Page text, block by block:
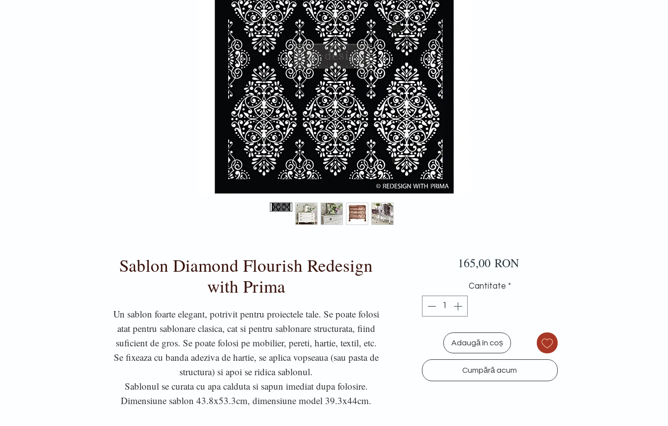
Sablon Diamond Flourish Redesign
with Prima
Un sablon foarte elegant, potrivit pentru proiectele tale. Se poate folosi
atat pentru sablonare clasica, cat si pentru sablonare structurata, fiind
suficient de gros. Se poate folosi pe mobilier, pereti, hartie, textil, etc.
Se fixeaza cu banda adeziva de hartie, se aplica vopseaua (sau pasta de
structura) si apoi se ridica sablonul.
Sablonul se curata cu apa calduta si sapun imediat dupa folosire.
Dimensiune sablon 43.8x53.3cm, dimensiune model 39.3x44cm.
165,00 RONPreț
Cantitate *
Adaugă în coș
Cumpără acum